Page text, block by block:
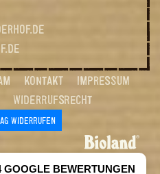
KONTAKT
IMPRESSUM
WIDERRUFSRECHT
WIDERRUFEN
GOOGLE BEWERTUNGEN